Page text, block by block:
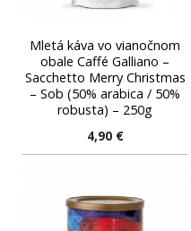
Mletá káva vo vianočnom
obale Caffé Galliano –
Sacchetto Merry Christmas
– Sob (50% arabica / 50%
robusta) – 250g
4,90 €